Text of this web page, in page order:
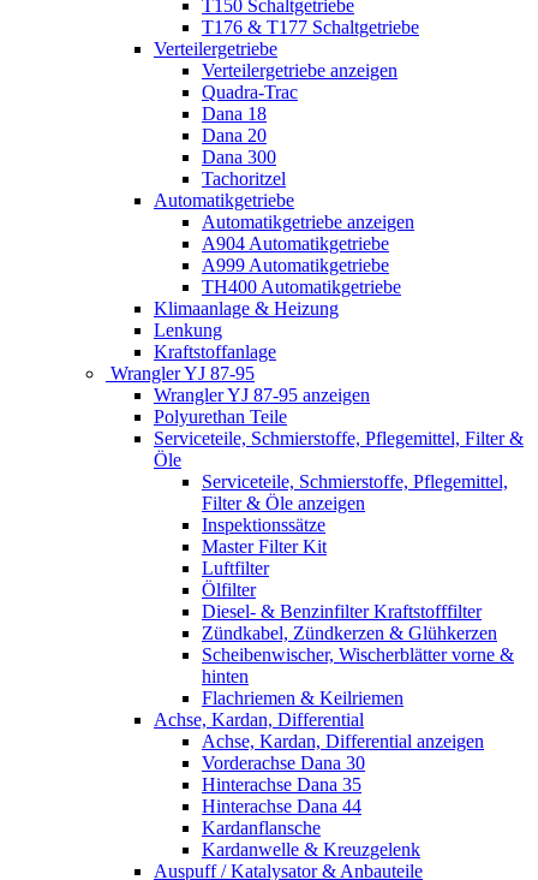
T150 Schaltgetriebe
T176 & T177 Schaltgetriebe
Verteilergetriebe
Verteilergetriebe anzeigen
Quadra-Trac
Dana 18
Dana 20
Dana 300
Tachoritzel
Automatikgetriebe
Automatikgetriebe anzeigen
A904 Automatikgetriebe
A999 Automatikgetriebe
TH400 Automatikgetriebe
Klimaanlage & Heizung
Lenkung
Kraftstoffanlage
Wrangler YJ 87-95
Wrangler YJ 87-95 anzeigen
Polyurethan Teile
Serviceteile, Schmierstoffe, Pflegemittel, Filter &
Öle
Serviceteile, Schmierstoffe, Pflegemittel,
Filter & Öle anzeigen
Inspektionssätze
Master Filter Kit
Luftfilter
Ölfilter
Diesel- & Benzinfilter Kraftstofffilter
Zündkabel, Zündkerzen & Glühkerzen
Scheibenwischer, Wischerblätter vorne &
hinten
Flachriemen & Keilriemen
Achse, Kardan, Differential
Achse, Kardan, Differential anzeigen
Vorderachse Dana 30
Hinterachse Dana 35
Hinterachse Dana 44
Kardanflansche
Kardanwelle & Kreuzgelenk
Auspuff / Katalysator & Anbauteile